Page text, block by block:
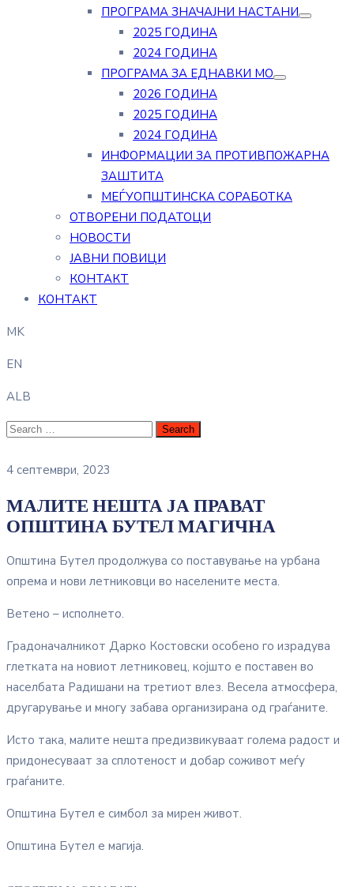
ПРОГРАМА ЗНАЧАЈНИ НАСТАНИ
2025 ГОДИНА
2024 ГОДИНА
ПРОГРАМА ЗА ЕДНАВКИ МО
2026 ГОДИНА
2025 ГОДИНА
2024 ГОДИНА
ИНФОРМАЦИИ ЗА ПРОТИВПОЖАРНА
ЗАШТИТА
МЕЃУОПШТИНСКА СОРАБОТКА
ОТВОРЕНИ ПОДАТОЦИ
НОВОСТИ
ЈАВНИ ПОВИЦИ
КОНТАКТ
КОНТАКТ
MK
EN
ALB
4 септември, 2023
МАЛИТЕ НЕШТА ЈА ПРАВАТ
ОПШТИНА БУТЕЛ МАГИЧНА
Општина Бутел продолжува со поставување на урбана
опрема и нови летниковци во населените места.
Ветено – исполнето.
Градоначалникот Дарко Костовски особено го израдува
глетката на новиот летниковец, којшто е поставен во
населбата Радишани на третиот влез. Весела атмосфера,
другарување и многу забава организирана од граѓаните.
Исто така, малите нешта предизвикуваат голема радост и
придонесуваат за сплотеност и добар соживот меѓу
граѓаните.
Општина Бутел е симбол за мирен живот.
Општина Бутел е магија.